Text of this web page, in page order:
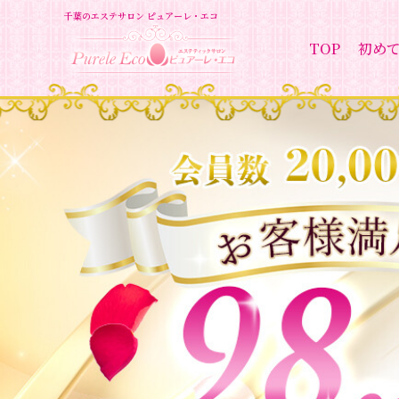
千葉のエステサロン ピュアーレ・エコ
TOP 初め